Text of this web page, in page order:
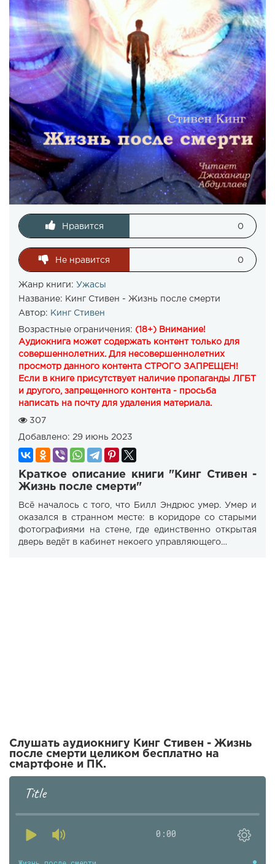
Нравится 0
Не нравится 0
Жанр книги: Ужасы
Название: Кинг Стивен - Жизнь после смерти
Автор: Кинг Стивен
Возрастные ограничения: (18+) Внимание!
Аудиокнига может содержать контент только для
совершеннолетних. Для несовершеннолетних
просмотр данного контента СТРОГО ЗАПРЕЩЕН!
Если в книге присутствует наличие пропаганды ЛГБТ
и другого, запрещенного контента - просьба
написать на почту для удаления материала.
307
Добавлено: 29 июнь 2023
Краткое описание книги "Кинг Стивен -
Жизнь после смерти"
Всё началось с того, что Билл Эндрюс умер. Умер и
оказался в странном месте: в коридоре со старыми
фотографиями на стене, где единственно открытая
дверь ведёт в кабинет некоего управляющего…
Слушать аудиокнигу Кинг Стивен - Жизнь
после смерти целиком бесплатно на
смартфоне и ПК.
Title
0:00